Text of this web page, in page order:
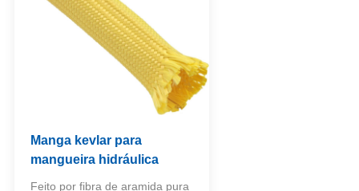
Manga kevlar para
mangueira hidráulica
Feito por fibra de aramida pura